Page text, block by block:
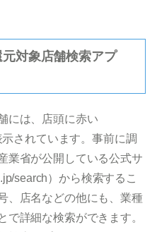
対象店舗検索アプ
には、店頭に赤い
されています。事前に調
業省が公開している公式サ
search）から検索するこ
、店名などの他にも、業種
で詳細な検索ができます。